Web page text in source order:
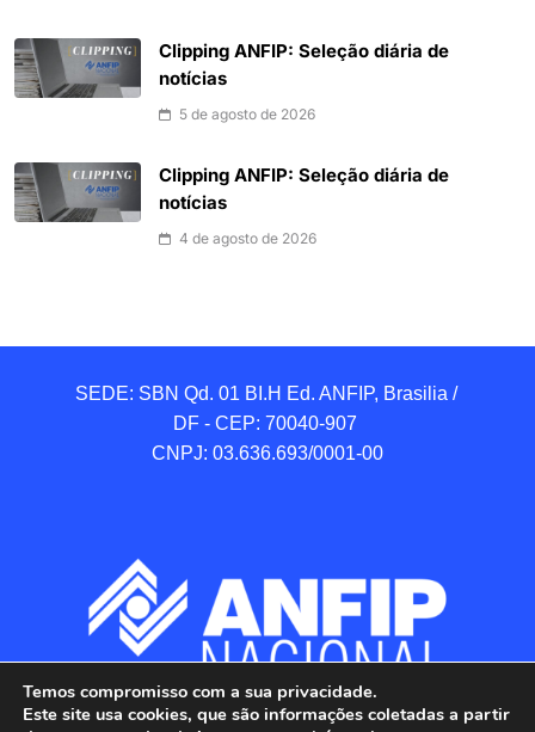
Clipping ANFIP: Seleção diária de
notícias
5 de agosto de 2026
Clipping ANFIP: Seleção diária de
notícias
4 de agosto de 2026
SEDE: SBN Qd. 01 BI.H Ed. ANFIP, Brasilia /
DF - CEP: 70040-907
CNPJ: 03.636.693/0001-00
Temos compromisso com a sua privacidade.
Este site usa cookies, que são informações coletadas a partir